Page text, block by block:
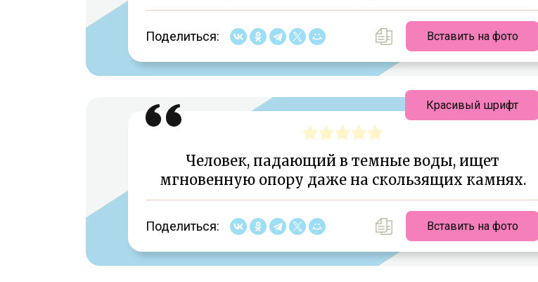
Поделиться: Вставить на фото
Человек, падающий в темные воды, ищет
мгновенную опору даже на скользящих камнях.
Поделиться: Вставить на фото
Красивый шрифт